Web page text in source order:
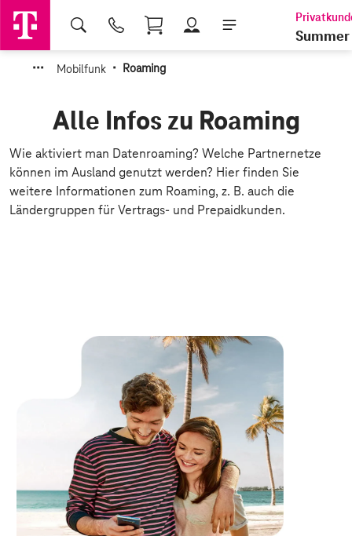
Shopping Cart
Summer
··· Mobilfunk · Roaming
Alle Infos zu Roaming
Wie aktiviert man Datenroaming? Welche Partnernetze
können im Ausland genutzt werden? Hier finden Sie
weitere Informationen zum Roaming, z. B. auch die
Ländergruppen für Vertrags- und Prepaidkunden.